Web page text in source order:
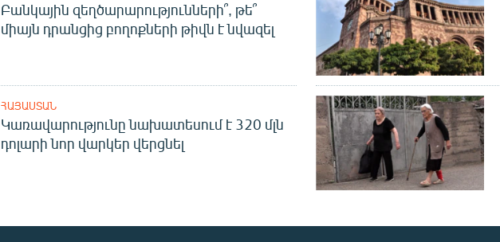
Բանկային զեղծարարությունների՞, թե՞
միայն դրանցից բողոքների թիվն է նվազել
ՀԱՅԱՍՏԱՆ
Կառավարությունը նախատեսում է 320 մլն
դոլարի նոր վարկեր վերցնել